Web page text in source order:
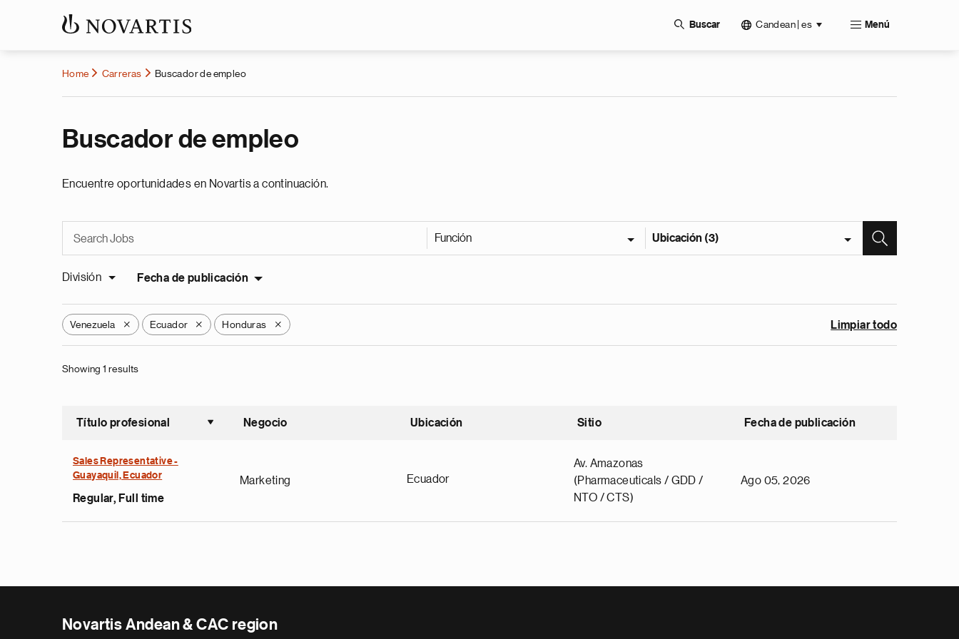
Buscar Candean | es Menú
Home Carreras Buscador de empleo
Buscador de empleo
Encuentre oportunidades en Novartis a continuación.
Función Ubicación (3)
División Fecha de publicación
Venezuela X Ecuador X Honduras X Limpiar todo
Showing 1 results
Título profesional
Ordenar ascendente
Negocio Ubicación Sitio Fecha de publicación
Sales Representative -
Guayaquil, Ecuador
Regular, Full time
Marketing Ecuador
Av. Amazonas
(Pharmaceuticals / GDD /
NTO / CTS)
Ago 05, 2026
Novartis Andean & CAC region